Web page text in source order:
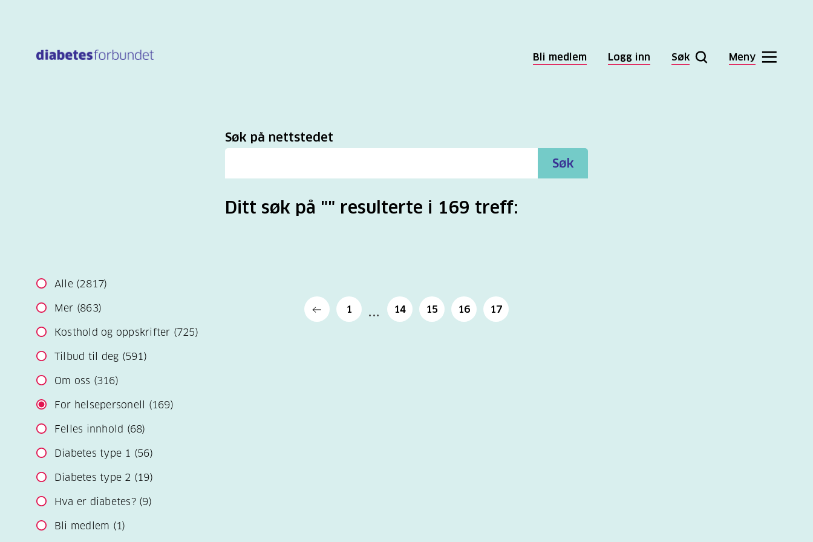
Bli medlem Logg inn Søk Meny
Søk
Søk på nettstedet
Søk
Ditt søk på "" resulterte i 169 treff:
Alle (2817)
Mer (863)
Kosthold og oppskrifter (725)
Tilbud til deg (591)
Om oss (316)
For helsepersonell (169)
Felles innhold (68)
Diabetes type 1 (56)
Diabetes type 2 (19)
Hva er diabetes? (9)
Bli medlem (1)
1 14 15 16 17